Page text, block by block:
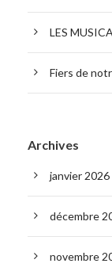
LES
Fiers de
Archives
janvier 2026
décembre
novembre